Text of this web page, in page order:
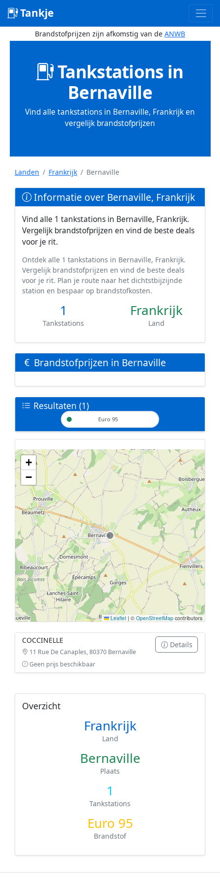
Tankje
Brandstofprijzen zijn afkomstig van de ANWB
Tankstations in
Bernaville
Vind alle tankstations in Bernaville, Frankrijk en
vergelijk brandstofprijzen
Landen Frankrijk Bernaville
Informatie over Bernaville, Frankrijk
Vind alle 1 tankstations in Bernaville, Frankrijk.
Vergelijk brandstofprijzen en vind de beste deals
voor je rit.
Ontdek alle 1 tankstations in Bernaville, Frankrijk.
Vergelijk brandstofprijzen en vind de beste deals
voor je rit. Plan je route naar het dichtstbijzijnde
station en bespaar op brandstofkosten.
1
Tankstations
Frankrijk
Land
Brandstofprijzen in Bernaville
Resultaten (1)
Euro 95
Geen tankstations met locatiegegevens gevonden.
De kaart kan niet worden weergegeven zonder GPS coördinaten.
+
−
Leaflet | © OpenStreetMap contributors
COCCINELLE
11 Rue De Canaples, 80370 Bernaville
Details
Geen prijs beschikbaar
Overzicht
Frankrijk
Land
Bernaville
Plaats
1
Tankstations
Euro 95
Brandstof